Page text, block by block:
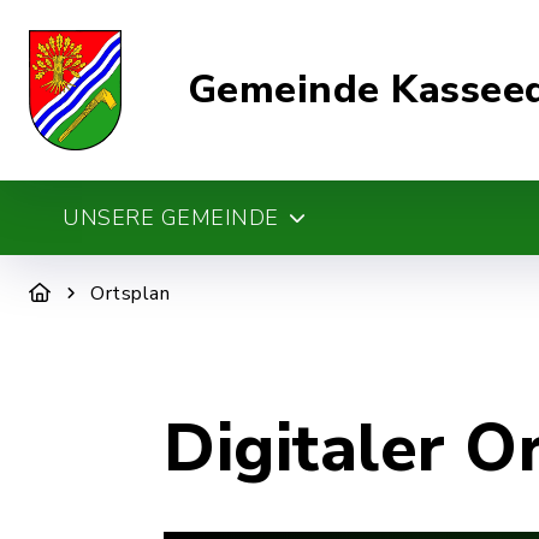
Gemeinde
UNSERE GEMEINDE
Ortsplan
Digitaler